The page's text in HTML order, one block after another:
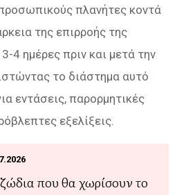
πλανήτες κοντά
της επιρροής της
4 ημέρες πριν και μετά την
το διάστημα αυτό
εντάσεις, παρορμητικές
εξελίξεις.
που θα χωρίσουν το